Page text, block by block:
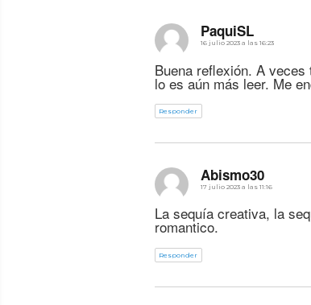
PaquiSLdice:
16 julio 2023 a las 16:23
Buena reflexión. A
lo es aún más leer. Me
Responder
Abismo30dice:
17 julio 2023 a las 11:16
La sequía creativa, la
romantico.
Responder